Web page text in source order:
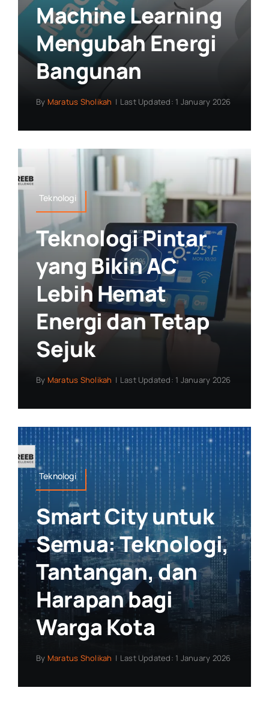
Machine Learning
Mengubah Energi
Bangunan
By Maratus Sholikah | Last Updated: 1 January 2026
Teknologi
Teknologi Pintar
yang Bikin AC
Lebih Hemat
Energi dan Tetap
Sejuk
By Maratus Sholikah | Last Updated: 1 January 2026
Teknologi
Smart City untuk
Semua: Teknologi,
Tantangan, dan
Harapan bagi
Warga Kota
By Maratus Sholikah | Last Updated: 1 January 2026